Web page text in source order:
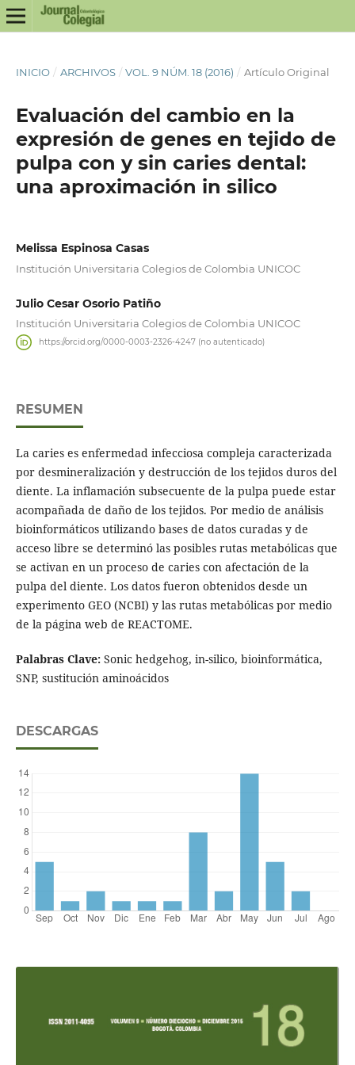
INICIO / ARCHIVOS / VOL. 9 NÚM. 18 (2016) / Artí­culo Original
Evaluación del cambio en la
expresión de genes en tejido de
pulpa con y sin caries dental:
una aproximación in silico
Melissa Espinosa Casas
Institución Universitaria Colegios de Colombia UNICOC
Julio Cesar Osorio Patiño
Institución Universitaria Colegios de Colombia UNICOC
https://orcid.org/0000-0003-2326-4247 (no autenticado)
RESUMEN
La caries es enfermedad infecciosa compleja caracterizada
por desmineralización y destrucción de los tejidos duros del
diente. La inflamación subsecuente de la pulpa puede estar
acompañada de daño de los tejidos. Por medio de análisis
bioinformáticos utilizando bases de datos curadas y de
acceso libre se determinó las posibles rutas metabólicas que
se activan en un proceso de caries con afectación de la
pulpa del diente. Los datos fueron obtenidos desde un
experimento GEO (NCBI) y las rutas metabólicas por medio
de la página web de REACTOME.
Palabras Clave:Sonic hedgehog, in-silico, bioinformática,
SNP, sustitución aminoácidos
DESCARGAS